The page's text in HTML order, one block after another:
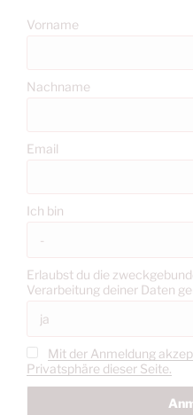
Vorname
Nachname
Email
Ich bin
Erlaubst du die
Verarbeitung deiner Daten
Mit der Anmeldung
Privatsphäre dieser Seite.